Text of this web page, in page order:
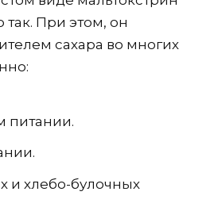
При этом, он
сахара во многих
питании.
и хлебо-булочных